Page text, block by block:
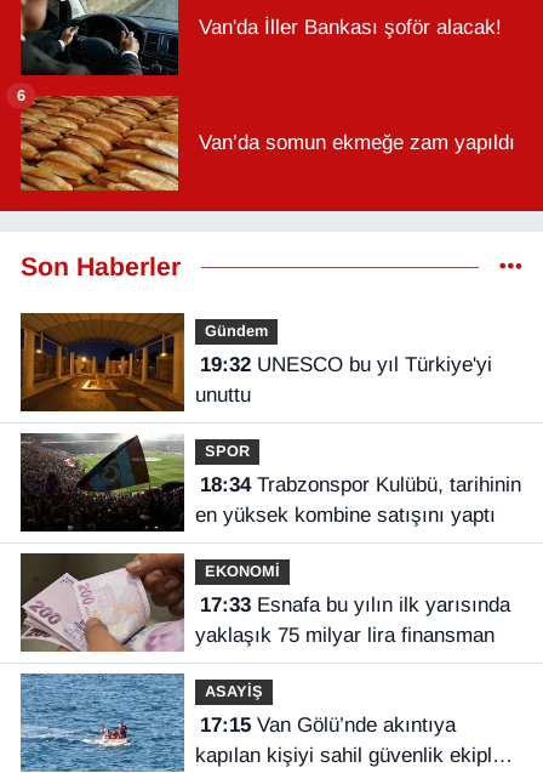
Van'da İller Bankası şoför alacak!
Van’da somun ekmeğe zam yapıldı
6
Son Haberler
Gündem
19:32UNESCO bu yıl Türkiye'yi
unuttu
SPOR
18:34Trabzonspor Kulübü, tarihinin
en yüksek kombine satışını yaptı
EKONOMİ
17:33Esnafa bu yılın ilk yarısında
yaklaşık 75 milyar lira finansman
ASAYİŞ
17:15Van Gölü’nde akıntıya
kapılan kişiyi sahil güvenlik ekipleri